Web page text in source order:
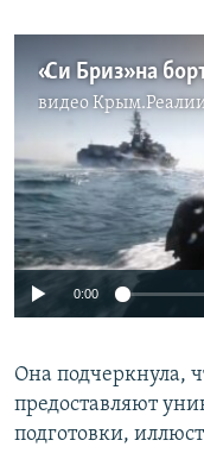
видео
No
0:00
Она подчеркнула,
предоставляют
подготовки,